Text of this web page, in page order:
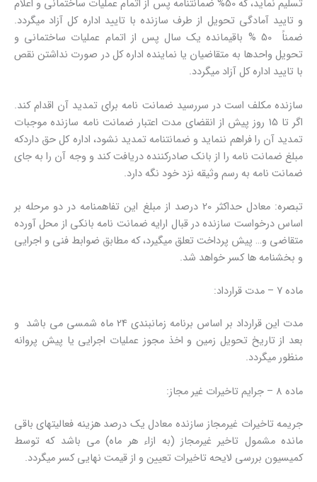
تسلیم نماید، که 50% ضمانتنامه پس از اتمام عملیات ساختمانی و اعلام
و تایید آمادگی تحویل از طرف سازنده با تایید اداره کل آزاد میگردد.
ضمناً 50 % باقیمانده یک سال پس از اتمام عملیات ساختمانی و
تحویل واحدها به متقاضیان یا نماینده اداره کل در صورت نداشتن نقص
با تایید اداره کل آزاد میگردد.
سازنده مکلف است در سررسید ضمانت نامه برای تمدید آن اقدام کند.
اگر تا 15 روز پیش از انقضای مدت اعتبار ضمانت نامه سازنده موجبات
تمدید آن را فراهم ننماید و ضمانتنامه تمدید نشود، اداره کل حق داردکه
مبلغ ضمانت نامه را از بانک صادرکننده دریافت کند و وجه آن را به جای
ضمانت نامه به رسم وثیقه نزد خود نگه دارد.
تبصره: معادل حداکثر 20 درصد از مبلغ این تفاهمنامه در دو مرحله بر
اساس درخواست سازنده در قبال ارایه ضمانت نامه بانکی از محل آورده
متقاضی و… پیش پرداخت تعلق میگیرد، که مطابق ضوابط فنی و اجرایی
و بخشنامه ها کسر خواهد شد.
ماده 7 – مدت قرارداد:
مدت این قرارداد بر اساس برنامه زمانبندی 24 ماه شمسی می باشد و
بعد از تاریخ تحویل زمین و اخذ مجوز عملیات اجرایی یا پیش پروانه
منظور میگردد.
ماده 8 – جرایم تاخیرات غیر مجاز:
جریمه تاخیرات غیرمجاز سازنده معادل یک درصد هزینه فعالیتهای باقی
مانده مشمول تاخیر غیرمجاز (به ازاء هر ماه) می باشد که توسط
کمیسیون بررسی لایحه تاخیرات تعیین و از قیمت نهایی کسر میگردد.